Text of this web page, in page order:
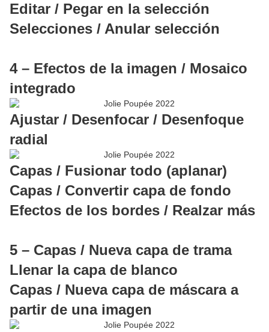
Editar / Pegar en la selección
Selecciones / Anular selección
4 – Efectos de la imagen / Mosaico
integrado
Ajustar / Desenfocar / Desenfoque
radial
Capas / Fusionar todo (aplanar)
Capas / Convertir capa de fondo
Efectos de los bordes / Realzar más
5 – Capas / Nueva capa de trama
Llenar la capa de blanco
Capas / Nueva capa de máscara a
partir de una imagen